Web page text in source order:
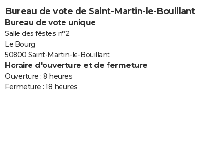
FORUM
Bricolage
Lifestyle
Culture
Sport
Auto
Television
Voyage
Cinema
Bureau de vote de Saint-Martin-le-Bouillant
Bureau de vote unique
Salle des fêstes n°2
Le Bourg
50800 Saint-Martin-le-Bouillant
Horaire d'ouverture et de fermeture
Ouverture : 8 heures
Fermeture : 18 heures